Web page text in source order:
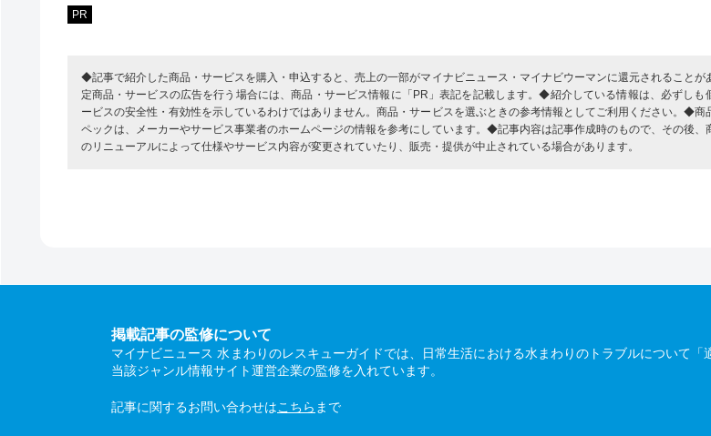
PR
◆記事で紹介した商品・サービスを購入・申込すると、売上の一部がマイナビニュース・マイナビウーマンに還元されること
定商品・サービスの広告を行う場合には、商品・サービス情報に「PR」表記を記載します。◆紹介している情報は、必ずしも
ービスの安全性・有効性を示しているわけではありません。商品・サービスを選ぶときの参考情報としてご利用ください。◆商
ペックは、メーカーやサービス事業者のホームページの情報を参考にしています。◆記事内容は記事作成時のもので、その後、
のリニューアルによって仕様やサービス内容が変更されていたり、販売・提供が中止されている場合があります。
掲載記事の監修について
マイナビニュース 水まわりのレスキューガイドでは、日常生活における水まわりのトラブルについて
当該ジャンル情報サイト運営企業の監修を入れています。
記事に関するお問い合わせはこちら まで